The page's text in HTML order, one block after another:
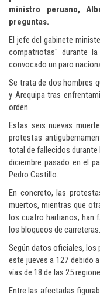
ministro peruano,
preguntas.
El jefe del gabinete
compatriotas" durante
convocado un paro
Se trata de dos hombres
y Arequipa tras
orden.
Estas seis nuevas
protestas
total de fallecidos durante
diciembre pasado en el
Pedro Castillo.
En concreto, las
muertos, mientras que
los cuatro haitianos, han
los bloqueos de carreteras.
Según datos oficiales, los
este jueves a 127 debido
vías de 18 de las 25
Entre las afectadas